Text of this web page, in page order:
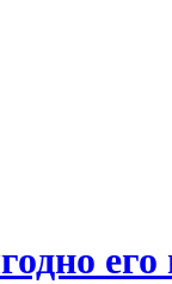
его